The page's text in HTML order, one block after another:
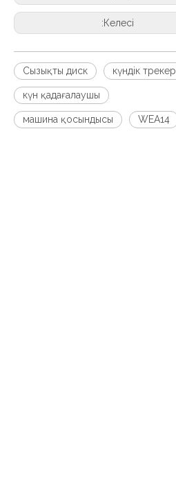
Келесі:
Сызықты диск күндік трекер
күн қадағалаушы
машина қосындысы WEA14